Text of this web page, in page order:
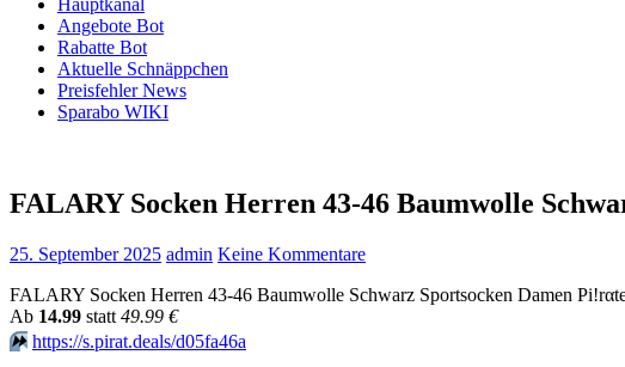
Hauptkanal
Angebote Bot
Rabatte Bot
Aktuelle Schnäppchen
Preisfehler News
Sparabo WIKI
FALARY Socken Herren 43-46 Baumwolle
25. September 2025 admin Keine Kommentare
FALARY Socken Herren 43-46 Baumwolle Schwarz Sportsocken Damen
Аb 14.99 statt 49.99 €
⏩️ https://s.pirat.deals/d05fa46a